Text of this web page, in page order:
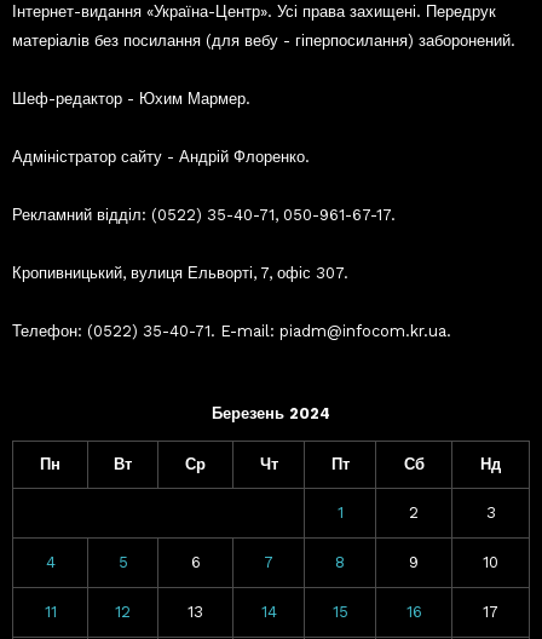
Інтернет-видання «Україна-Центр». Усі права захищені. Передрук
матеріалів без посилання (для вебу - гіперпосилання) заборонений.
Шеф-редактор - Юхим Мармер.
Адміністратор сайту - Андрій Флоренко.
Рекламний відділ: (0522) 35-40-71, 050-961-67-17.
Кропивницький, вулиця Ельворті, 7, офіс 307.
Телефон: (0522) 35-40-71. E-mail: piadm@infocom.kr.ua.
Березень 2024
Пн Вт Ср Чт Пт Сб Нд
1 2 3
4 5 6 7 8 9 10
11 12 13 14 15 16 17